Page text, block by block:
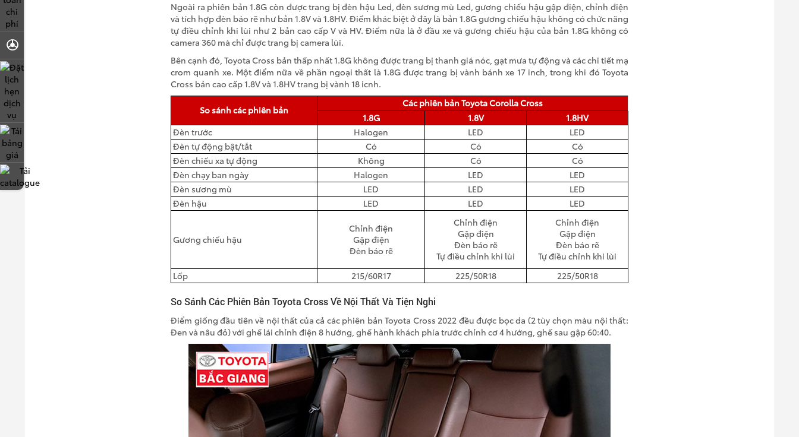
Ngoài ra phiên bản 1.8G còn được trang bị đèn hậu Led, đèn sương mù Led, gương chiếu hậu gập điện, chỉnh điện
và tích hợp đèn báo rẽ như bản 1.8V và 1.8HV. Điểm khác biệt ở đây là bản 1.8G gương chiếu hậu không có chức năng
tự điều chỉnh khi lùi như 2 bản cao cấp V và HV. Điểm nữa là ở đầu xe và gương chiếu hậu của bản 1.8G không có
camera 360 mà chỉ được trang bị camera lùi.
Bên cạnh đó, Toyota Cross bản thấp nhất 1.8G không được trang bị thanh giá nóc, gạt mưa tự động và các chi tiết mạ
crom quanh xe. Một điểm nữa về phần ngoại thất là 1.8G được trang bị vành bánh xe 17 inch, trong khi đó Toyota
Cross bản cao cấp 1.8V và 1.8HV trang bị vành 18 icnh.
So sánh các phiên bản
Các phiên bản Toyota Corolla Cross
1.8G
1.8V
1.8HV
Đèn trước
Halogen LED
LED
Đèn tự động bật/tắt
Có Có
Có
Đèn chiếu xa tự động
Không Có
Có
Đèn chạy ban ngày
Halogen LED
LED
Đèn sương mù
LED LED
LED
Đèn hậu
LED LED LED
Gương chiếu hậu
Chỉnh điện
Gập điện
Đèn báo rẽ
Chỉnh điện
Gập điện
Đèn báo rẽ
Tự điều chỉnh khi lùi
Chỉnh điện
Gập điện
Đèn báo rẽ
Tự điều chỉnh khi lùi
Lốp
215/60R17 225/50R18 225/50R18
So Sánh Các Phiên Bản Toyota Cross Về Nội Thất Và Tiện Nghi
Điểm giống đầu tiên về nội thất của cả các phiên bản Toyota Cross 2022 đều được bọc da (2 tùy chọn màu nội thất:
Đen và nâu đỏ) với ghế lái chỉnh điện 8 hướng, ghế hành khách phía trước chỉnh cơ 4 hướng, ghế sau gập 60:40.
Đặt lịch hẹn dịch vụ
Tải bảng giá
Tải catalogue